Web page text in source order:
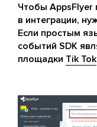
Чтобы AppsFlyer
в интеграции,
Если простым
событий SDK
площадки Tik Tok